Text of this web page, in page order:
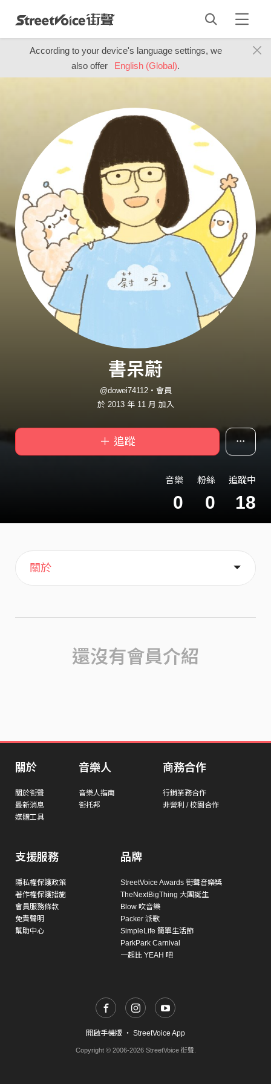
According to your device's language settings, we
also offer
English (Global).
書呆蔚
@dowei74112・會員
於 2013 年 11 月 加入
＋ 追蹤
音樂
0
粉絲
0
追蹤中
18
主頁
歌單
喜歡
關於
還沒有會員介紹
關於
關於街聲
最新消息
媒體工具
音樂人
音樂人指南
街托邦
商務合作
行銷業務合作
非營利 / 校園合作
支援服務
隱私權保護政策
著作權保護措施
會員服務條款
免責聲明
幫助中心
品牌
StreetVoice Awards 街聲音樂獎
TheNextBigThing 大團誕生
Blow 吹音樂
Packer 派歌
SimpleLife 簡單生活節
ParkPark Carnival
一起比 YEAH 吧
開啟手機版 ・ StreetVoice App
Copyright © 2006-2026 StreetVoice 街聲.